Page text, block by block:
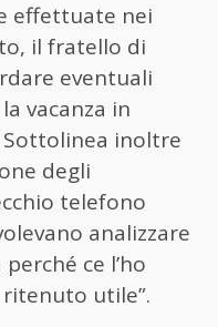
effettuate nei
il fratello di
eventuali
vacanza in
inoltre
degli
telefono
analizzare
ce l’ho
utile”.